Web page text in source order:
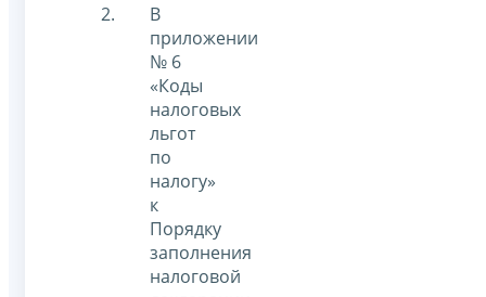
В
приложении
№ 6
«Коды
налоговых
льгот
по
налогу»
к
Порядку
заполнения
налоговой